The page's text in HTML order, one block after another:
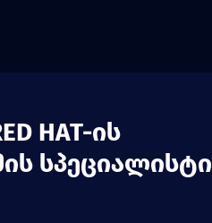
HAT-ის
სპეციალისტი